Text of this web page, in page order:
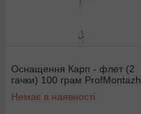
Оснащення Карп - флет (2
гачки) 100 грам ProfMontazh
Немає в наявності